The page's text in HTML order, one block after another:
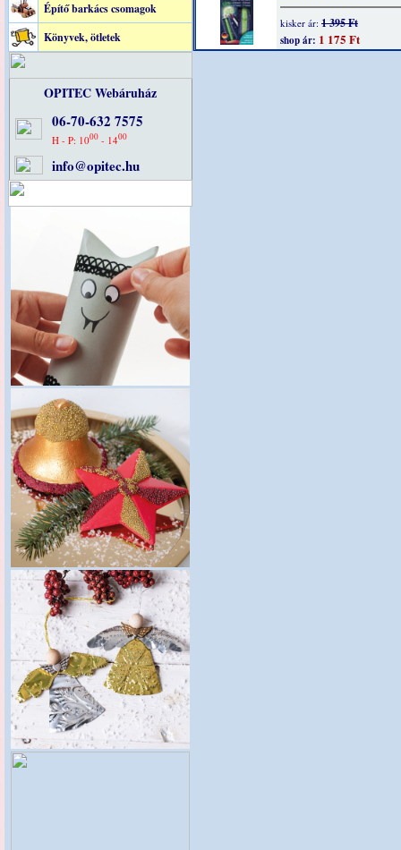
Építő barkács csomagok
Könyvek, ötletek
OPITEC Webáruház
06-70-632 7575
H - P: 1000- 1400
info@opitec.hu
kisker ár: 1 395 Ft
shop ár: 1 175 Ft